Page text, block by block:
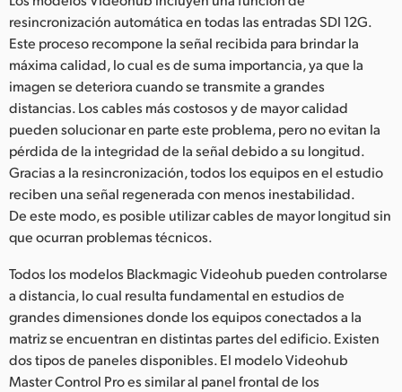
resincronización automática en todas las entradas SDI 12G.
Este proceso recompone la señal recibida para brindar la
máxima calidad, lo cual es de suma importancia, ya que la
imagen se deteriora cuando se transmite a grandes
distancias. Los cables más costosos y de mayor calidad
pueden solucionar en parte este problema, pero no evitan la
pérdida de la integridad de la señal debido a su longitud.
Gracias a la resincronización, todos los equipos en el estudio
reciben una señal regenerada con menos inestabilidad.
De este modo, es posible utilizar cables de mayor longitud sin
que ocurran problemas técnicos.
Todos los modelos Blackmagic Videohub pueden controlarse
a distancia, lo cual resulta fundamental en estudios de
grandes dimensiones donde los equipos conectados a la
matriz se encuentran en distintas partes del edificio. Existen
dos tipos de paneles disponibles. El modelo Videohub
Master Control Pro es similar al panel frontal de los